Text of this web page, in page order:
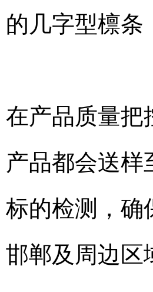
的几字型檩条
在产品质量把
产品都会送样
标的检测，确
邯郸及周边区